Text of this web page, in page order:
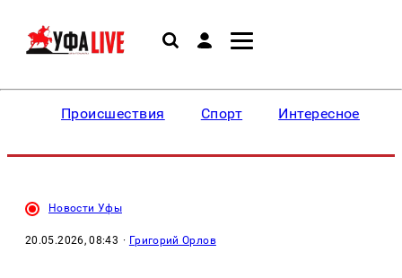
Происшествия Спорт Интересное
Новости Уфы
20.05.2026, 08:43 · Григорий Орлов